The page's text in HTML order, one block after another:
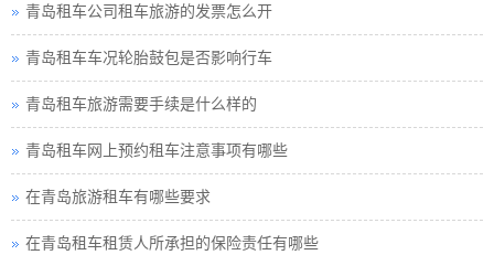
青岛租车公司租车旅游的发票怎么开
青岛租车车况轮胎鼓包是否影响行车
青岛租车旅游需要手续是什么样的
青岛租车网上预约租车注意事项有哪些
在青岛旅游租车有哪些要求
在青岛租车租赁人所承担的保险责任有哪些